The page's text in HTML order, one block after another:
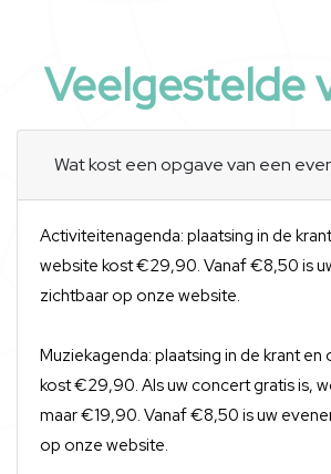
Veelgestelde
Wat kost een opgave van een
Activiteitenagenda: plaatsing in de
website kost €29,90. Vanaf €8,50 is
zichtbaar op onze website.
Muziekagenda: plaatsing in de krant en
kost €29,90. Als uw concert gratis is,
maar €19,90. Vanaf €8,50 is uw
op onze website.